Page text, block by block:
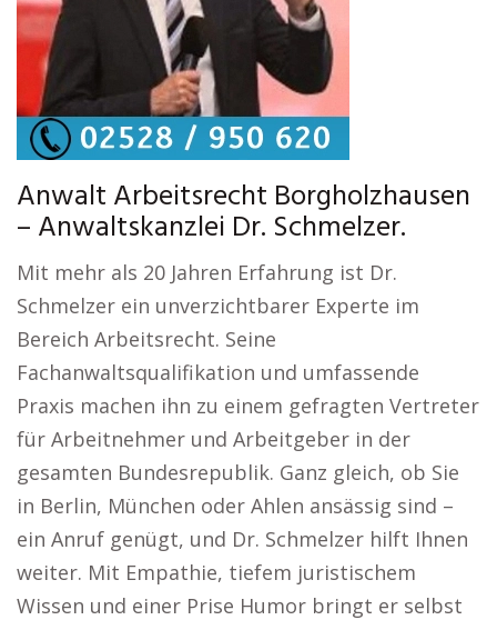
Anwalt Arbeitsrecht Borgholzhausen
– Anwaltskanzlei Dr. Schmelzer.
Mit mehr als 20 Jahren Erfahrung ist Dr.
Schmelzer ein unverzichtbarer Experte im
Bereich Arbeitsrecht. Seine
Fachanwaltsqualifikation und umfassende
Praxis machen ihn zu einem gefragten Vertreter
für Arbeitnehmer und Arbeitgeber in der
gesamten Bundesrepublik. Ganz gleich, ob Sie
in Berlin, München oder Ahlen ansässig sind –
ein Anruf genügt, und Dr. Schmelzer hilft Ihnen
weiter. Mit Empathie, tiefem juristischem
Wissen und einer Prise Humor bringt er selbst